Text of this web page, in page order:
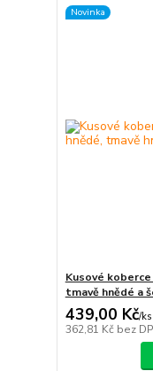
Novinka
Kusové
tmavě hnědé a
439,00 Kč/ks
362,81 Kč bez